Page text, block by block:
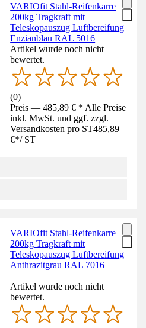
VARIOfit Stahl-Reifenkarre
200kg Tragkraft mit
Teleskopauszug Luftbereifung
Enzianblau RAL 5016
Artikel wurde noch nicht
bewertet.
(0)
Preis — 485,89 € * Alle Preise
inkl. MwSt. und ggf. zzgl.
Versandkosten pro ST485,89
€*/ ST
VARIOfit Stahl-Reifenkarre
200kg Tragkraft mit
Teleskopauszug Luftbereifung
Anthrazitgrau RAL 7016
Artikel wurde noch nicht
bewertet.